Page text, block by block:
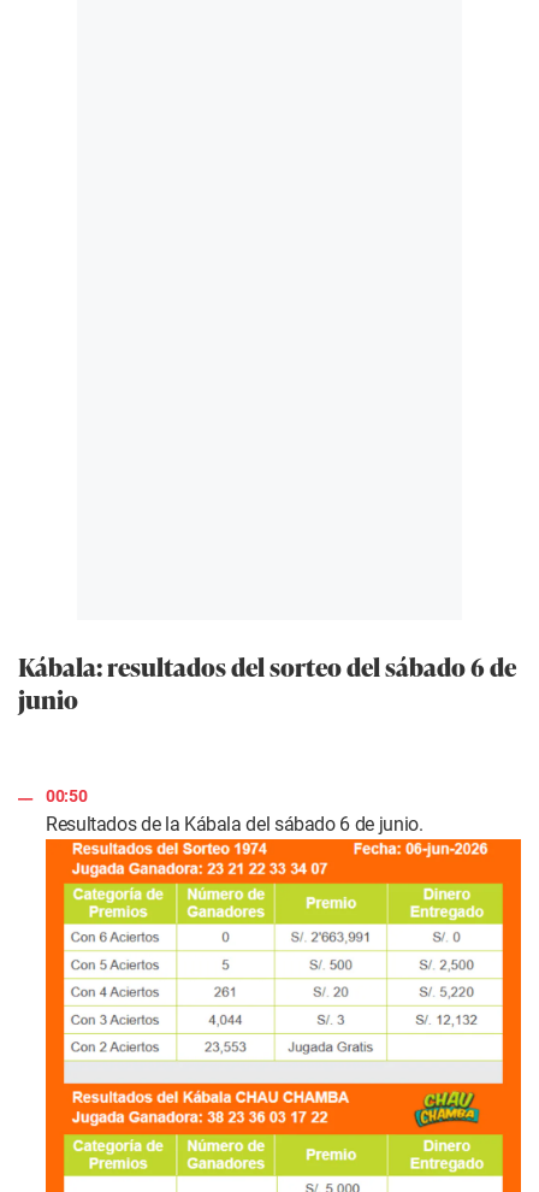
Kábala: resultados del sorteo del sábado 6 de
junio
00:50
Resultados de la Kábala del sábado 6 de junio.